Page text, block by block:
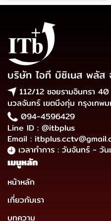
บริษัท ไอที บิซิเนส พลัส
112/12 ซอยรามอินทรา
นวลจันทร์ เขตบึงกุ่ม กรุงเทพ
094-4596429
Line ID : @itbplus
Email :
เวลาทำการ : วันจันทร์ - วั
เมนูหลัก
หน้าหลัก
เกี่ยวกับเรา
บทความ